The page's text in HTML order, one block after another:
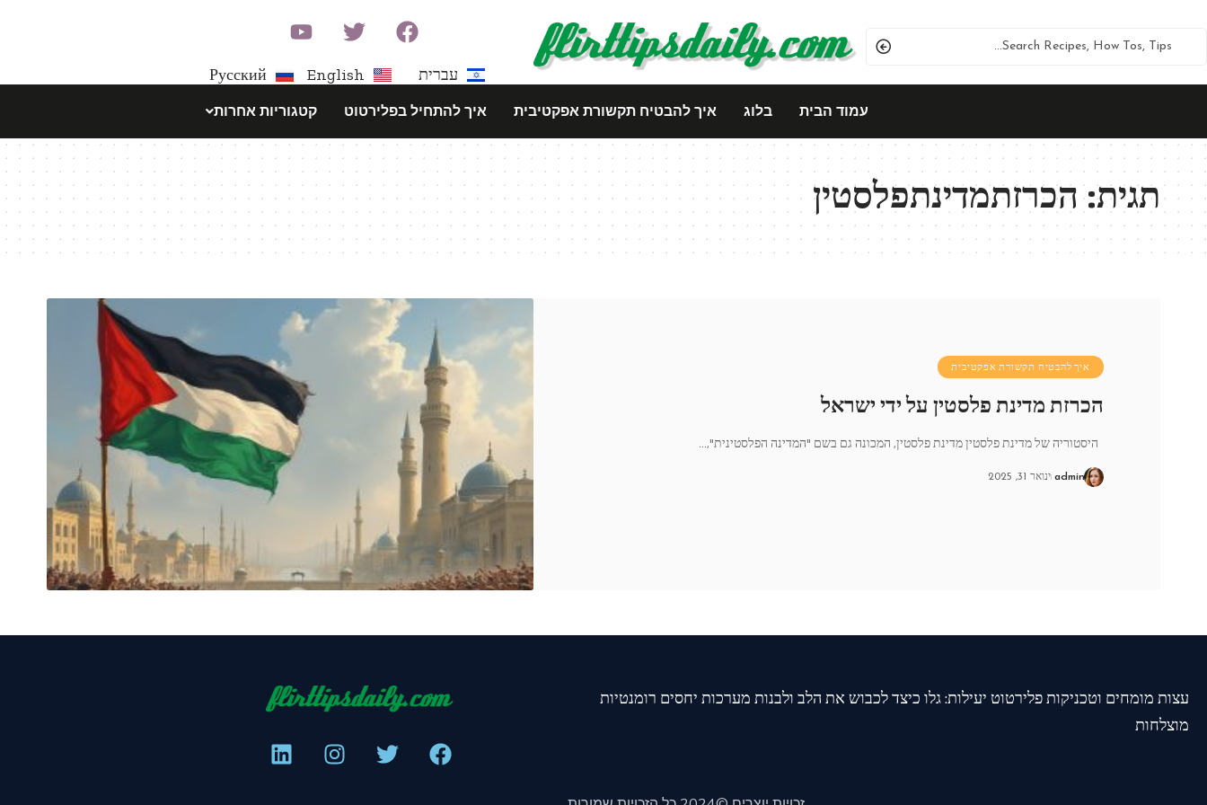
עברית English
Русский
עמוד הבית בלוג איך להבטיח תקשורת אפקטיבית איך להתחיל בפלירטוט קטגוריות אחרות
תגית:הכרזתמדינתפלסטין
איך להבטיח תקשורת אפקטיבית
הכרזת מדינת פלסטין על ידי ישראל
היסטוריה של מדינת פלסטין מדינת פלסטין, המכונה גם בשם "המדינה הפלסטינית",…
admin ינואר 31, 2025
עצות מומחים וטכניקות פלירטוט יעילות: גלו כיצד לכבוש את הלב ולבנות מערכות יחסים רומנטיות
מוצלחות